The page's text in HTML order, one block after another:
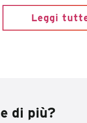
Leggi
di più?